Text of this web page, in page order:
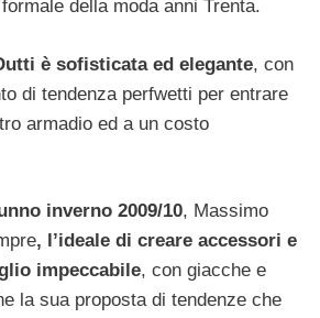
della moda anni Trenta.
è sofisticata ed elegante, con
di tendenza perfwetti per entrare
armadio ed a un costo
inverno 2009/10, Massimo
, l’ideale di creare accessori e
impeccabile, con giacche e
la sua proposta di tendenze che